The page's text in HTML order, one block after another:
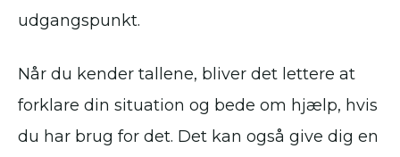
udgangspunkt.
Når du kender tallene, bliver det lettere at
forklare din situation og bede om hjælp, hvis
du har brug for det. Det kan også give dig en